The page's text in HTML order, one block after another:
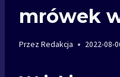
mrówek
PrzezRedakcja 2022-08-